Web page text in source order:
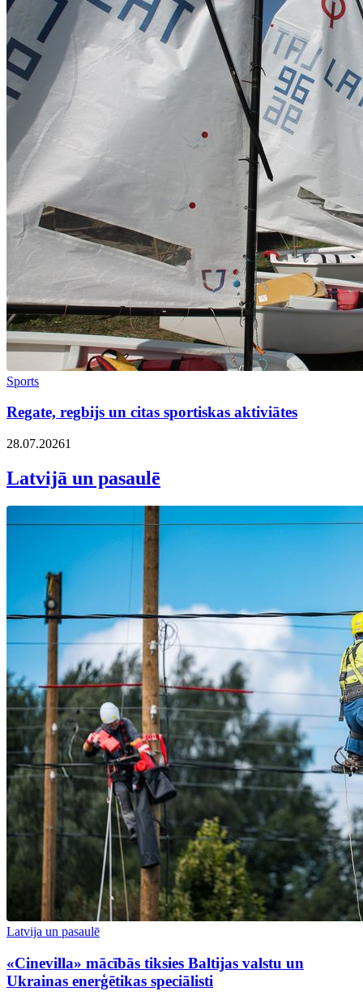
Sports
Regate, regbijs un citas sportiskas aktiviātes
28.07.20261
Latvijā un pasaulē
Latvija un pasaulē
«Cinevilla» mācībās tiksies Baltijas valstu un
Ukrainas enerģētikas speciālisti